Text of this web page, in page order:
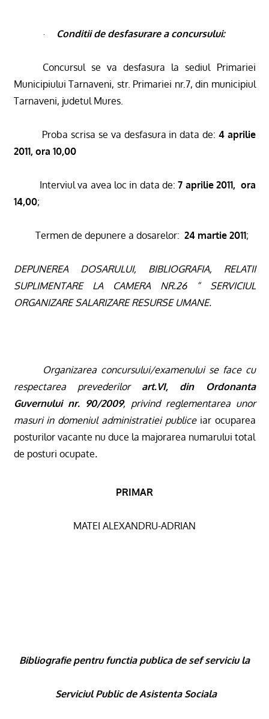
· Conditii de desfasurare a concursului:
Concursul se va desfasura la sediul Primariei
Municipiului Tarnaveni, str. Primariei nr.7, din municipiul
Tarnaveni, judetul Mures.
Proba scrisa se va desfasura in data de: 4 aprilie
2011, ora 10,00
Interviul va avea loc in data de:7 aprilie 2011, ora
14,00;
Termen de depunere a dosarelor: 24 martie 2011;
DEPUNEREA DOSARULUI, BIBLIOGRAFIA, RELATII
SUPLIMENTARE LA CAMERA NR.26“ SERVICIUL
ORGANIZARE SALARIZARE RESURSE UMANE.
Organizarea concursului/examenului se face cu
respectarea prevederilor art.VI, din Ordonanta
Guvernului nr. 90/2009, privind reglementarea unor
masuri in domeniul administratiei publiceiar ocuparea
posturilor vacante nu duce la majorarea numarului total
de posturi ocupate.
PRIMAR
MATEI ALEXANDRU-ADRIAN
Bibliografie pentru functia publica de sef serviciu la
Serviciul Public de Asistenta Sociala